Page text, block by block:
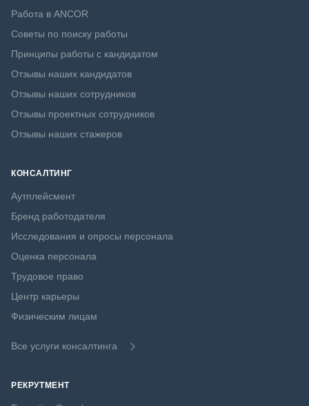
Работа в ANCOR
Советы по поиску работы
Принципы работы с кандидатом
Отзывы наших кандидатов
Отзывы наших сотрудников
Отзывы проектных сотрудников
Отзывы наших стажеров
КОНСАЛТИНГ
Аутплейсмент
Бренд работодателя
Исследования и опросы персонала
Оценка персонала
Трудовое право
Центр карьеры
Физическим лицам
Все услуги консалтинга
РЕКРУТМЕНТ